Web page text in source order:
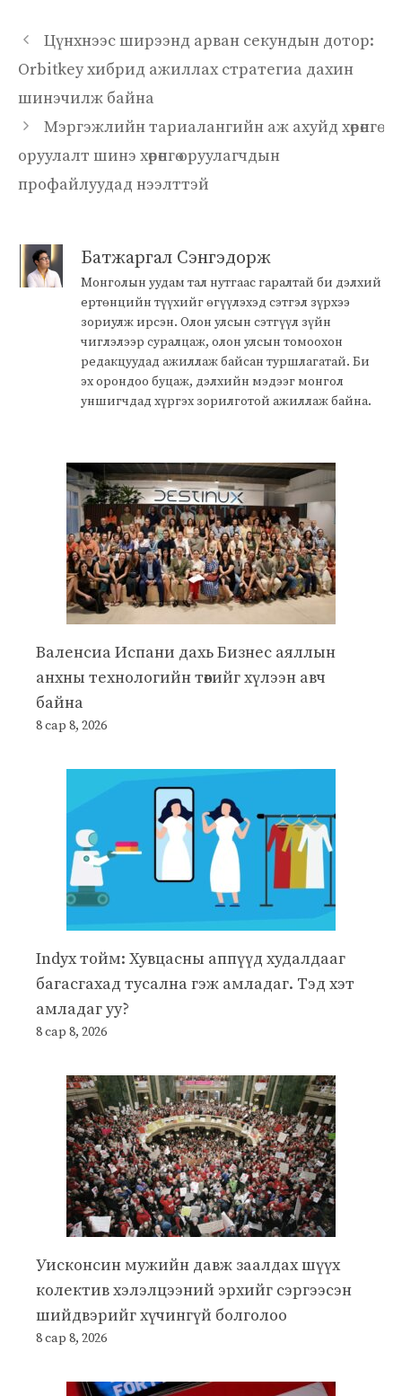
Цүнхнээс ширээнд арван секундын дотор:
Orbitkey хибрид ажиллах стратегиа дахин
шинэчилж байна
Мэргэжлийн тариалангийн аж ахуйд хөрөнгө
оруулалт шинэ хөрөнгө оруулагчдын
профайлуудад нээлттэй
Батжаргал Сэнгэдорж
Монголын уудам тал нутгаас гаралтай би дэлхий
ертөнцийн түүхийг өгүүлэхэд сэтгэл зүрхээ
зориулж ирсэн. Олон улсын сэтгүүл зүйн
чиглэлээр суралцаж, олон улсын томоохон
редакцуудад ажиллаж байсан туршлагатай. Би
эх орондоо буцаж, дэлхийн мэдээг монгол
уншигчдад хүргэх зорилготой ажиллаж байна.
Валенсиа Испани дахь Бизнес аяллын
анхны технологийн төвийг хүлээн авч
байна
8 сар 8, 2026
Indyx тойм: Хувцасны аппүүд худалдааг
багасгахад тусална гэж амладаг. Тэд хэт
амладаг уу?
8 сар 8, 2026
Уисконсин мужийн давж заалдах шүүх
колектив хэлэлцээний эрхийг сэргээсэн
шийдвэрийг хүчингүй болголоо
8 сар 8, 2026